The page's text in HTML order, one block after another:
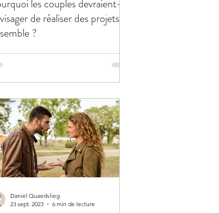
les couples devraient-ils
de réaliser des projets
?
Daniel Quaedvlieg
23 sept. 2023
6 min de lecture